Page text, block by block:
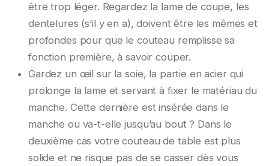
être trop léger. Regardez la lame de coupe, les
dentelures (s’il y en a), doivent être les mêmes et
profondes pour que le couteau remplisse sa
fonction première, à savoir couper.
Gardez un œil sur la soie, la partie en acier qui
prolonge la lame et servant à fixer le matériau du
manche. Cette dernière est insérée dans le
manche ou va-t-elle jusqu’au bout ? Dans le
deuxième cas votre couteau de table est plus
solide et ne risque pas de se casser dès vous